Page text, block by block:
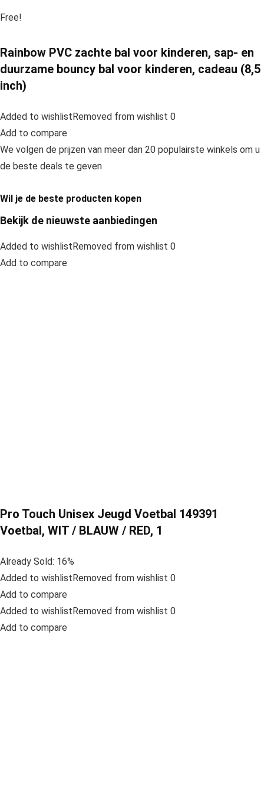
Free!
Rainbow PVC zachte bal voor kinderen, sap- en
duurzame bouncy bal voor kinderen, cadeau (8,5
inch)
Added to wishlistRemoved from wishlist 0
Add to compare
We volgen de prijzen van meer dan 20 populairste winkels om u
de beste deals te geven
Wil je de beste producten kopen
Bekijk de nieuwste aanbiedingen
Added to wishlistRemoved from wishlist 0
Add to compare
Pro Touch Unisex Jeugd Voetbal 149391
Voetbal, WIT / BLAUW / RED, 1
Already Sold: 16%
Added to wishlistRemoved from wishlist 0
Add to compare
Added to wishlistRemoved from wishlist 0
Add to compare